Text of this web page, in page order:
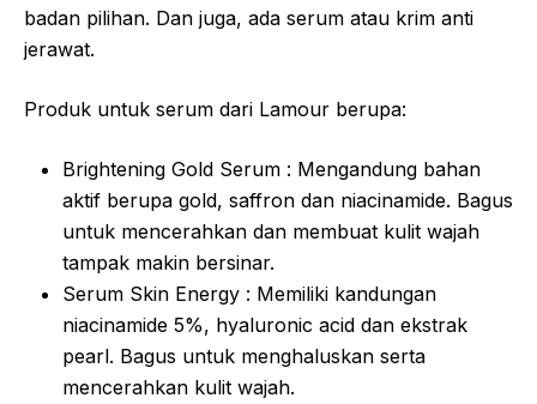
badan pilihan. Dan juga, ada serum atau krim anti
jerawat.
Produk untuk serum dari Lamour berupa:
Brightening Gold Serum : Mengandung bahan
aktif berupa gold, saffron dan niacinamide. Bagus
untuk mencerahkan dan membuat kulit wajah
tampak makin bersinar.
Serum Skin Energy : Memiliki kandungan
niacinamide 5%, hyaluronic acid dan ekstrak
pearl. Bagus untuk menghaluskan serta
mencerahkan kulit wajah.